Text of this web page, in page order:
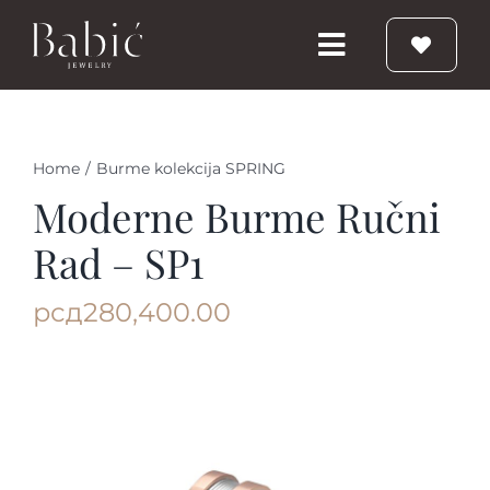
Toggle
Navigation
Prstenje
Home / Burme kolekcija SPRING
Moderne Burme Ručni
Rad – SP1
рсд280,400.00